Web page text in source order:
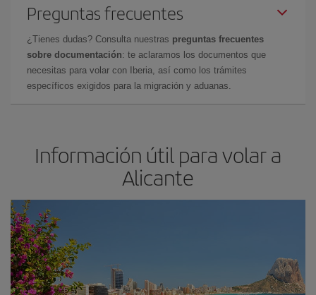
Preguntas frecuentes
¿Tienes dudas? Consulta nuestras preguntas frecuentes
sobre documentación: te aclaramos los documentos que
necesitas para volar con Iberia, así como los trámites
específicos exigidos para la migración y aduanas.
Información útil para volar a
Alicante